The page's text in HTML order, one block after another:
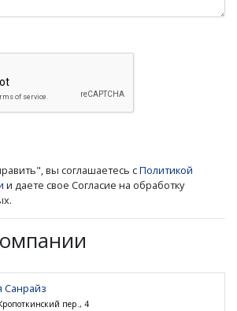
вы соглашаетесь сПолитикой
и даете свое Согласие на обработку
пер., 4